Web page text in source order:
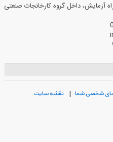
آزمایش، داخل گروه کارخانجات صنعتی
شخصی شما| نقشه سایت